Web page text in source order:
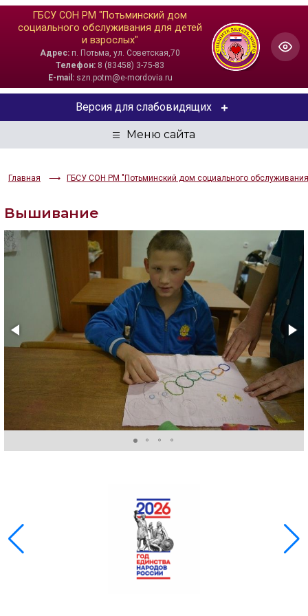
ГБСУ СОН РМ "Потьминский дом
социального обслуживания для детей
и взрослых"
Адрес: п. Потьма, ул. Советская,70
Телефон: 8 (83458) 3-75-83
E-mail:szn.potm@e-mordovia.ru
Главная ГБСУ СОН РМ "Потьминский дом социального
Версия для слабовидящих
ЦВЕТОВАЯ СХЕМА
Aa Aa Aa
ИЗОБРАЖЕНИЯ
Скрыть Ч/б
ГОЛОС
🔊 Включить озвучивание
Настройки по умолчанию
Настройки по умолчанию
Вышивание